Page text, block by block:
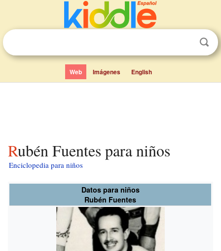
Web Imágenes English
Rubén Fuentes para niños
Enciclopedia para niños
Datos para niños
Rubén Fuentes